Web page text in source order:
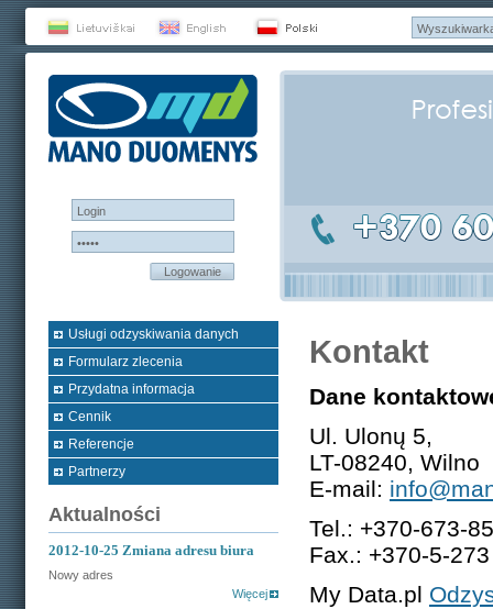
Logowanie
Usługi odzyskiwania danych
Formularz zlecenia
Przydatna informacja
Cennik
Referencje
Partnerzy
Aktualności
2012-10-25 Zmiana adresu biura
Nowy adres
Więcej
Kontakt
Dane
Ul. Ulonų 5,
LT-08240, Wilno
E-mail:
Tel.: +370-673-
Fax.: +370-5-
My Data.pl